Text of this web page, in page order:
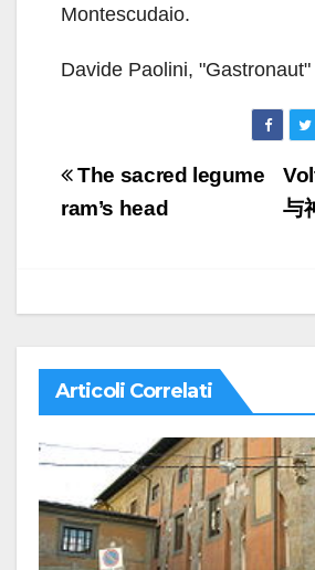
Montescudaio.
Davide Paolini, "Gastronaut"
Navigazione
articoli
与
The sacred legume
ram’s head
Articoli Correlati